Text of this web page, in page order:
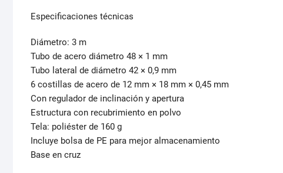
Especificaciones técnicas
Diámetro: 3 m
Tubo de acero diámetro 48 × 1 mm
Tubo lateral de diámetro 42 × 0,9 mm
6 costillas de acero de 12 mm × 18 mm × 0,45 mm
Con regulador de inclinación y apertura
Estructura con recubrimiento en polvo
Tela: poliéster de 160 g
Incluye bolsa de PE para mejor almacenamiento
Base en cruz